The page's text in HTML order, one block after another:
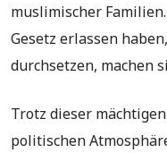
muslimischer
Gesetz erlassen
durchsetzen, machen
Trotz dieser
politischen